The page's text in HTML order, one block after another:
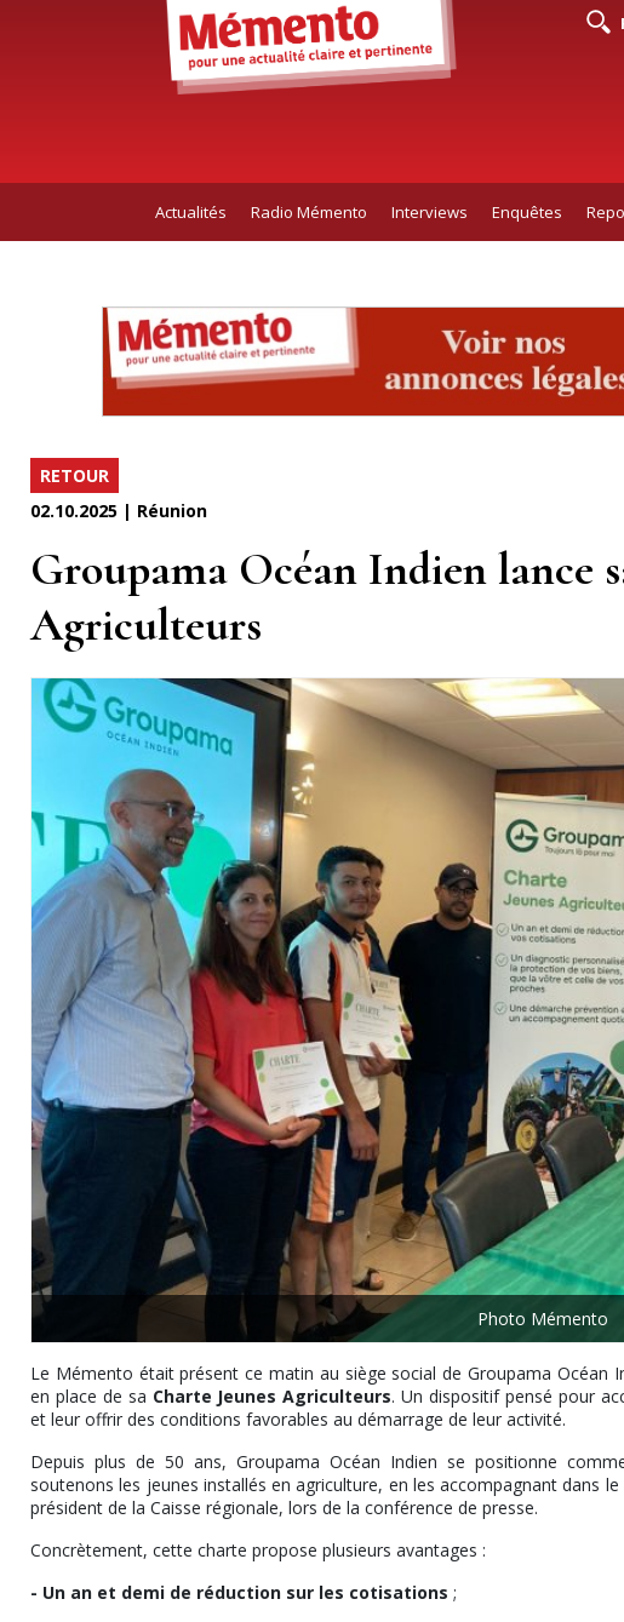
Actualités Radio Mémento Interviews Enquêtes
RETOUR
02.10.2025 | Réunion
Groupama Océan Indien lance
Agriculteurs
Photo Mémento
Le Mémento était présent ce matin au siège social de Groupama Océan
en place de sa Charte Jeunes Agriculteurs. Un dispositif pensé pour
et leur offrir des conditions favorables au démarrage de leur activité.
Depuis plus de 50 ans, Groupama Océan Indien se positionne
soutenons les jeunes installés en agriculture, en les accompagnant dans
président de la Caisse régionale, lors de la conférence de presse.
Concrètement, cette charte propose plusieurs avantages :
- Un an et demi de réduction sur les cotisations ;